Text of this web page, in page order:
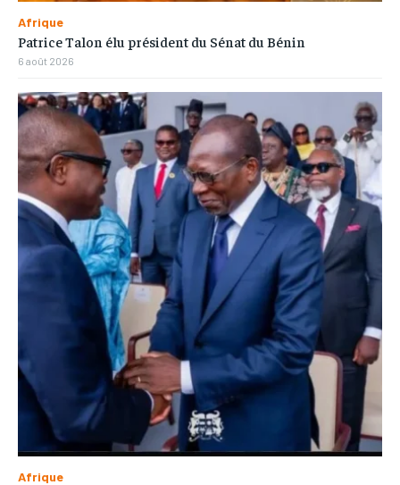
Afrique
Patrice Talon élu président du Sénat du Bénin
6 août 2026
Afrique